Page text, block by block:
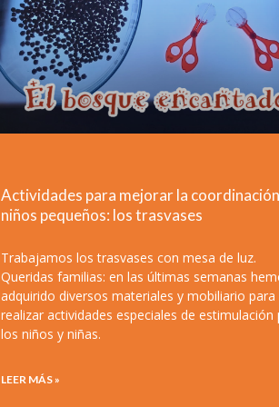
Actividades para mejorar la
niños pequeños: los trasvases
Trabajamos los trasvases con mesa de luz.
Queridas familias: en las últimas semanas
adquirido diversos materiales y mobiliario para
realizar actividades especiales de estimulación
los niños y niñas.
LEER MÁS »